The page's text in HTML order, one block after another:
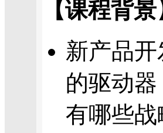
【课程背景
新产品
的驱动
有哪些